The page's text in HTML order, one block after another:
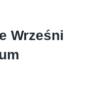
Wrześni